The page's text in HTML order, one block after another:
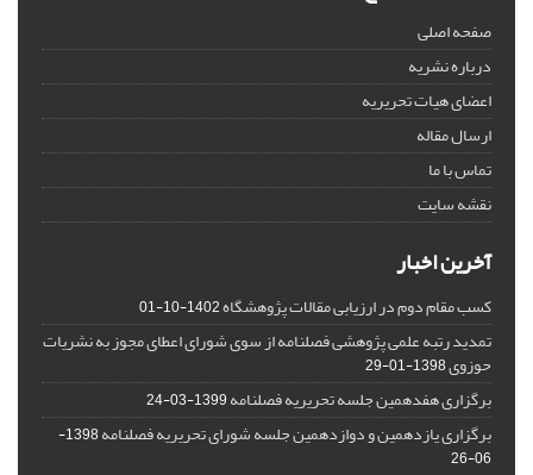
صفحه اصلی
درباره نشریه
اعضای هیات تحریریه
ارسال مقاله
تماس با ما
نقشه سایت
آخرین اخبار
کسب مقام دوم در ارزیابی مقالات پژوهشگاه1402-10-01
تمدید رتبه علمی پژوهشی فصلنامه از سوی شورای اعطای مجوز به نشریات
حوزوی1398-01-29
برگزاری هفدهمین جلسه تحریریه فصلنامه1399-03-24
برگزاری یازدهمین و دوازدهمین جلسه شورای تحریریه فصلنامه
1398-
06-26